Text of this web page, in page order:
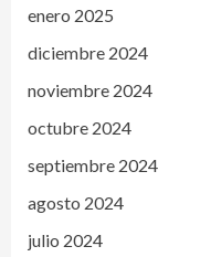
enero 2025
diciembre 2024
noviembre 2024
octubre 2024
septiembre 2024
agosto 2024
julio 2024